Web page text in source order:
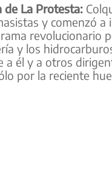
de La Protesta:
y comenzó
revolucionario
y los
a él y a otros
por la reciente